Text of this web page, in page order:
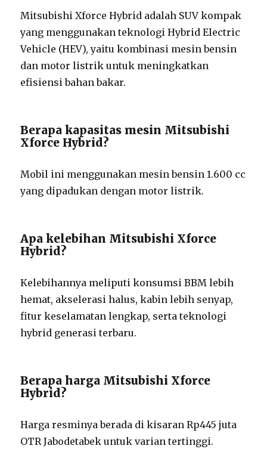
Mitsubishi Xforce Hybrid adalah SUV kompak
yang menggunakan teknologi Hybrid Electric
Vehicle (HEV), yaitu kombinasi mesin bensin
dan motor listrik untuk meningkatkan
efisiensi bahan bakar.
Berapa kapasitas mesin Mitsubishi
Xforce Hybrid?
Mobil ini menggunakan mesin bensin 1.600 cc
yang dipadukan dengan motor listrik.
Apa kelebihan Mitsubishi Xforce
Hybrid?
Kelebihannya meliputi konsumsi BBM lebih
hemat, akselerasi halus, kabin lebih senyap,
fitur keselamatan lengkap, serta teknologi
hybrid generasi terbaru.
Berapa harga Mitsubishi Xforce
Hybrid?
Harga resminya berada di kisaran Rp445 juta
OTR Jabodetabek untuk varian tertinggi.